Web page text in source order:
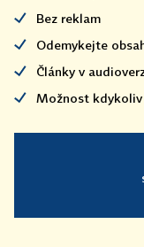
Bez reklam
Odemykejte
Články v
Možnost